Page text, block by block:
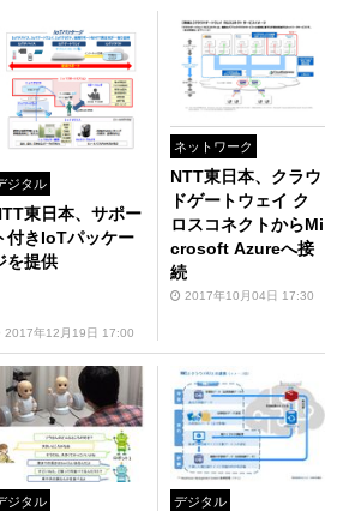
ジタル
東日本、サポー
付きIoTパッケー
を提供
2017年12月19日 17:00
ネットワーク
NTT東日本、クラウ
ドゲートウェイ ク
ロスコネクトからMi
crosoft Azureへ接
続
2017年10月04日 17:30
ジタル デジタル